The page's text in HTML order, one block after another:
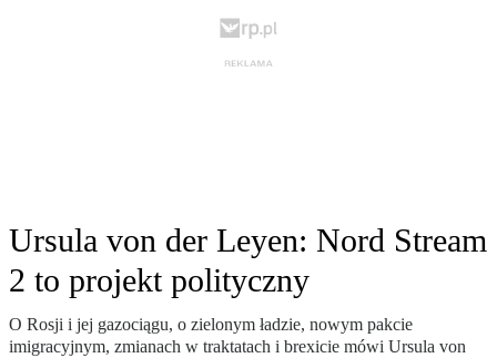
Ursula von der Leyen: Nord Stream
2 to projekt polityczny
O Rosji i jej gazociągu, o zielonym ładzie, nowym pakcie
imigracyjnym, zmianach w traktatach i brexicie mówi Ursula von